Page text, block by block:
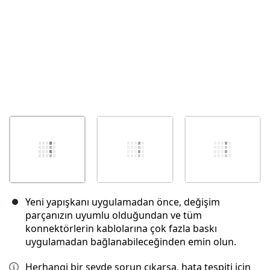
Yeni yapışkanı uygulamadan önce, değişim
parçanızın uyumlu olduğundan ve tüm
konnektörlerin kablolarına çok fazla baskı
uygulamadan bağlanabileceğinden emin olun.
Herhangi bir şeyde sorun çıkarsa, hata tespiti için